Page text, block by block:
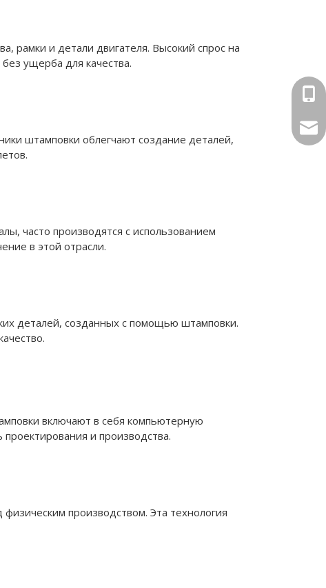
рамки и детали двигателя. Высокий спрос на
ущерба для качества.
штамповки облегчают создание деталей,
часто производятся с использованием
в этой отрасли.
деталей, созданных с помощью штамповки.
включают в себя компьютерную
и производства.
производством. Эта технология